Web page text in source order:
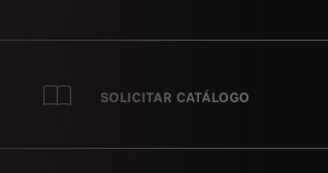
SOLICITAR CATÁLOGO